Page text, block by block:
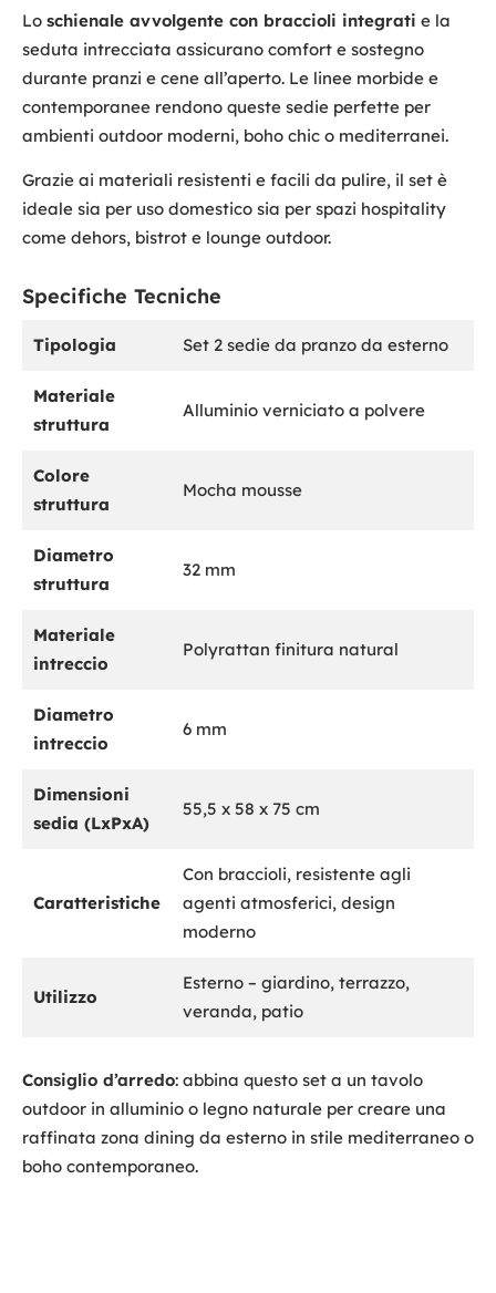
Lo schienale avvolgente con braccioli integrati e la
seduta intrecciata assicurano comfort e sostegno
durante pranzi e cene all’aperto. Le linee morbide e
contemporanee rendono queste sedie perfette per
ambienti outdoor moderni, boho chic o mediterranei.
Grazie ai materiali resistenti e facili da pulire, il set è
ideale sia per uso domestico sia per spazi hospitality
come dehors, bistrot e lounge outdoor.
Specifiche Tecniche
Tipologia Set 2 sedie da pranzo da esterno
Materiale
struttura
Alluminio verniciato a polvere
Colore
struttura
Mocha mousse
Diametro
struttura
32 mm
Materiale
intreccio
Polyrattan finitura natural
Diametro
intreccio
6 mm
Dimensioni
sedia (LxPxA)
55,5 x 58 x 75 cm
Caratteristiche
Con braccioli, resistente agli
agenti atmosferici, design
moderno
Utilizzo
Esterno – giardino, terrazzo,
veranda, patio
Consiglio d’arredo: abbina questo set a un tavolo
outdoor in alluminio o legno naturale per creare una
raffinata zona dining da esterno in stile mediterraneo o
boho contemporaneo.